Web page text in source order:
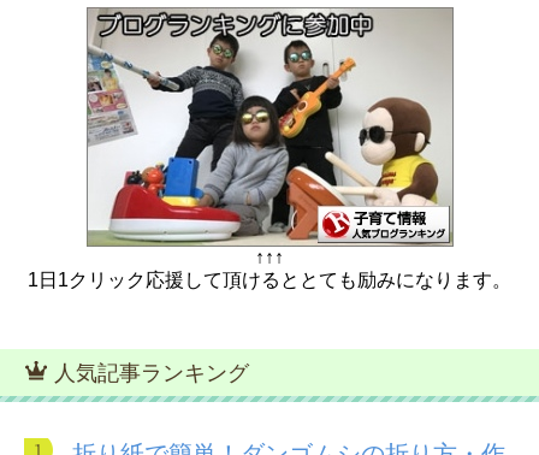
↑↑↑
1日1クリック応援して頂けるととても励みになります。
人気記事ランキング